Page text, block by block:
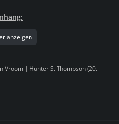
anzeigen
Vroom | Hunter S. Thompson(20.